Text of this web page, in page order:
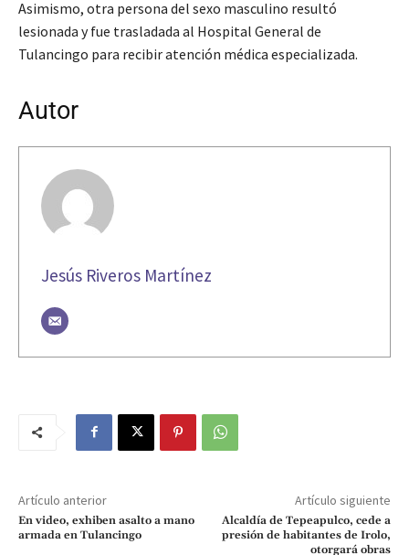
Asimismo, otra persona del sexo masculino resultó
lesionada y fue trasladada al Hospital General de
Tulancingo para recibir atención médica especializada.
Autor
Jesús Riveros Martínez
Artículo anterior
En video, exhiben asalto a mano
armada en Tulancingo
Artículo siguiente
Alcaldía de Tepeapulco, cede a
presión de habitantes de Irolo,
otorgará obras